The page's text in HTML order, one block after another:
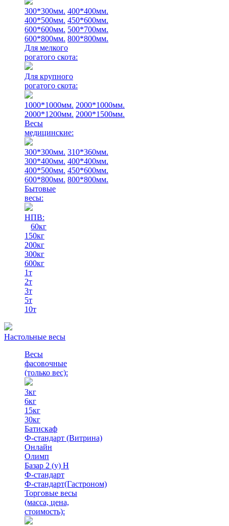
300*300мм. 400*400мм.
400*500мм. 450*600мм.
600*600мм. 500*700мм.
600*800мм. 800*800мм.
Для мелкого
рогатого скота:
Для крупного
рогатого скота:
1000*1000мм. 2000*1000мм.
2000*1200мм. 2000*1500мм.
Весы
медицинские:
300*300мм. 310*360мм.
300*400мм. 400*400мм.
400*500мм. 450*600мм.
600*800мм. 800*800мм.
Бытовые
весы:
НПВ:
60кг
150кг
200кг
300кг
600кг
1т
2т
3т
5т
10т
Настольные весы
Весы
фасовочные
(только вес):
3кг
6кг
15кг
30кг
Батискаф
Ф-стандарт (Витрина)
Онлайн
Олимп
Базар 2 (у) Н
Ф-стандарт
Ф-стандарт(Гастроном)
Торговые весы
(масса, цена,
стоимость):